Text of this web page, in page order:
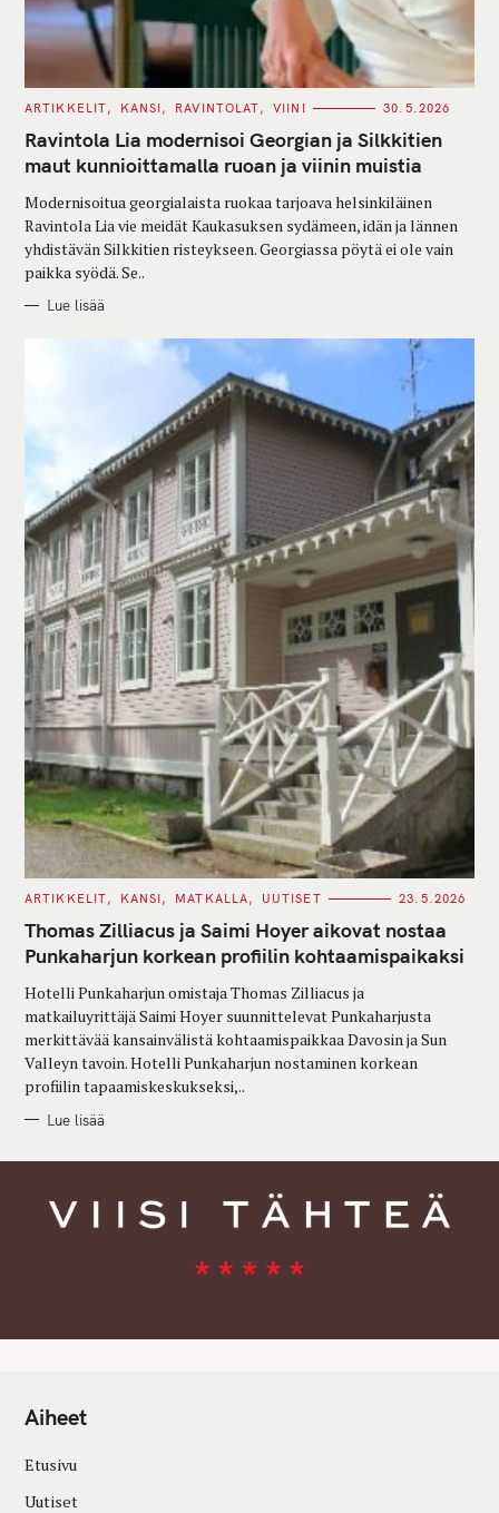
C
T
E
G
O
I
S
ARTIKKELIT KANSI RAVINTOLAT VIINI 30.5.2026
Ravintola Lia modernisoi Georgian ja Silkkitien
maut kunnioittamalla ruoan ja viinin muistia
Modernisoitua georgialaista ruokaa tarjoava helsinkiläinen
Ravintola Lia vie meidät Kaukasuksen sydämeen, idän ja lännen
yhdistävän Silkkitien risteykseen. Georgiassa pöytä ei ole vain
paikka syödä. Se..
Lue lisää
C
T
E
G
O
I
S
ARTIKKELIT KANSI MATKALLA UUTISET 23.5.2026
Thomas Zilliacus ja Saimi Hoyer aikovat nostaa
Punkaharjun korkean profiilin kohtaamispaikaksi
Hotelli Punkaharjun omistaja Thomas Zilliacus ja
matkailuyrittäjä Saimi Hoyer suunnittelevat Punkaharjusta
merkittävää kansainvälistä kohtaamispaikkaa Davosin ja Sun
Valleyn tavoin. Hotelli Punkaharjun nostaminen korkean
profiilin tapaamiskeskukseksi,..
Lue lisää
Aiheet
Etusivu
Uutiset